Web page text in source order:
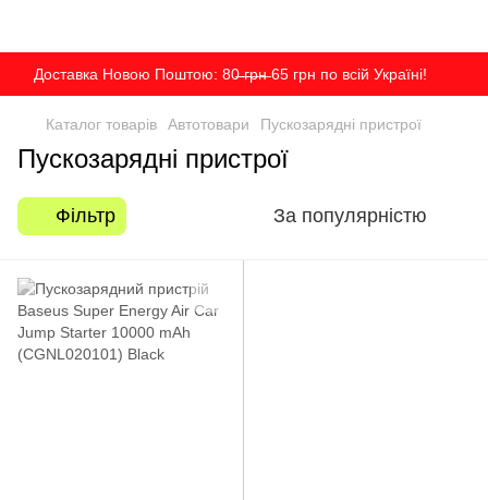
Доставка Новою Поштою: 80̶ ̶г̶р̶н̶ 65 грн по всій Україні!
Каталог товарів Автотовари Пускозарядні пристрої
Пускозарядні пристрої
Фільтр За популярністю